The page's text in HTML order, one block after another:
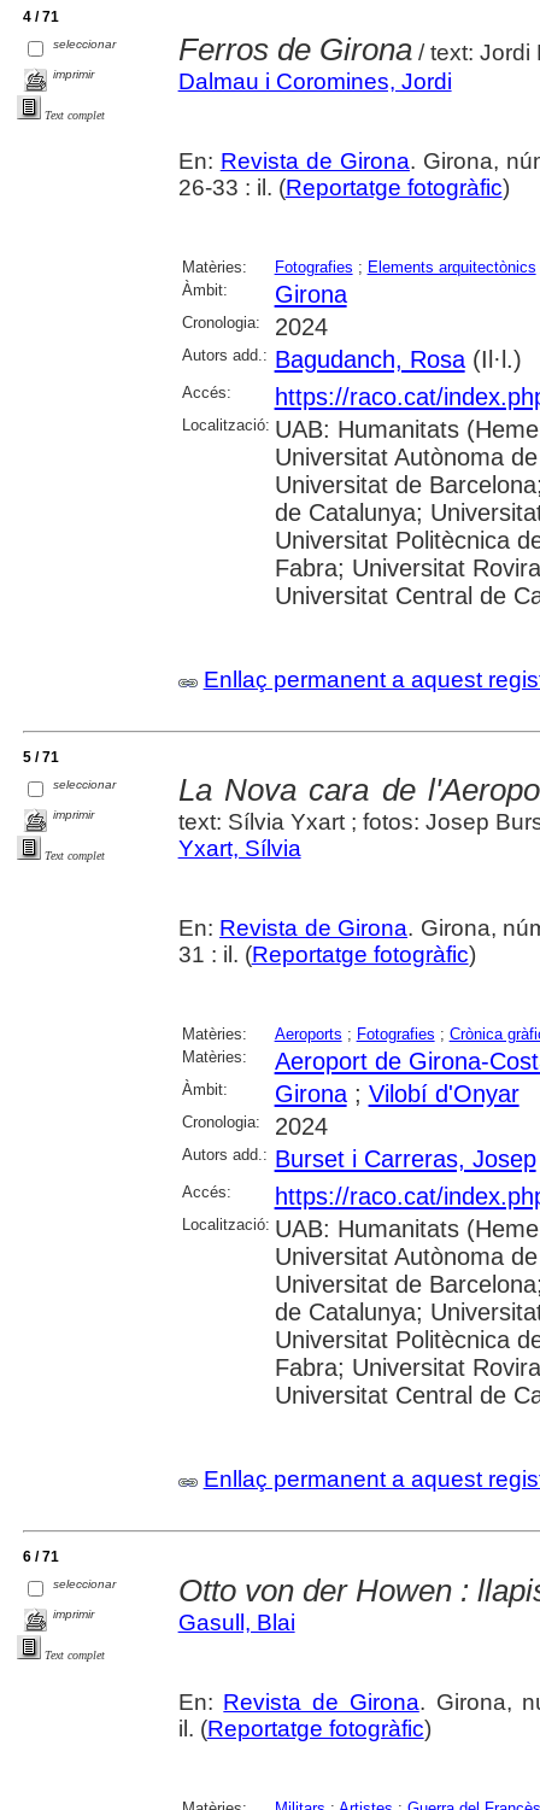
4 / 71
seleccionar
imprimir
Text complet
Ferros de Girona/ text: Jordi
Dalmau i Coromines, Jordi
En: Revista de Girona. Girona,
26-33 : il. (Reportatge fotogràfic)
Matèries: Fotografies ; Elements arquitectònics
Àmbit:
Girona
Cronologia: 2024
Autors add.: Bagudanch, Rosa(Il·l.)
Accés: https://raco.cat/
Localització: UAB: Humanitats
Universitat Autònoma
Universitat de
de Catalunya;
Universitat Politècnica
Fabra; Universitat
Universitat Central de
Enllaç permanent a aquest
5 / 71
seleccionar
imprimir
Text complet
La Nova cara de
text: Sílvia Yxart ; fotos: Josep
Yxart, Sílvia
En: Revista de Girona. Girona,
31 : il. (Reportatge fotogràfic)
Matèries: Aeroports ; Fotografies ; Crònica
Matèries:
Aeroport de Girona-
Àmbit: Girona; Vilobí d'Onyar
Cronologia: 2024
Autors add.: Burset i Carreras, Josep
Accés: https://raco.cat/
Localització: UAB: Humanitats
Universitat Autònoma
Universitat de
de Catalunya;
Universitat Politècnica
Fabra; Universitat
Universitat Central de
Enllaç permanent a aquest
6 / 71
seleccionar
imprimir
Text complet
Otto von der Howen :
Gasull, Blai
En: Revista de Girona. Girona,
il. (Reportatge fotogràfic)